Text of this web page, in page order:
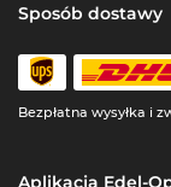
Sposób dostawy
Bezpłatna wysyłka i
Aplikacja Edel-